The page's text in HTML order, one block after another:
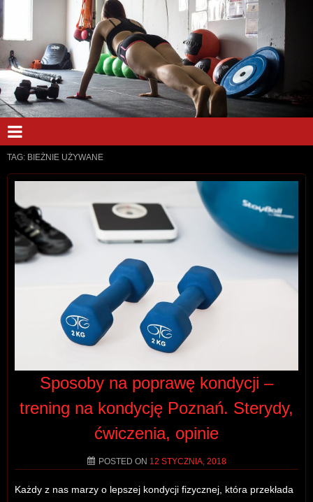
TAG: BIEŻNIE UŻYWANE
Sposoby na poprawę kondycji –
trening na kondycję Poznań. Sterydy,
ćwiczenia, opinie
POSTED ON 12 STYCZNIA, 2018
Każdy z nas marzy o lepszej kondycji fizycznej, która przekłada